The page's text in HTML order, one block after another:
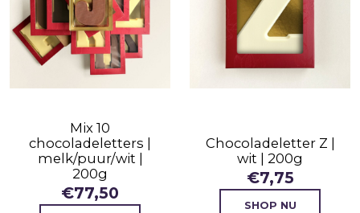
Mix 10
chocoladeletters |
melk/puur/wit |
200g
€77,50
Chocoladeletter Z |
wit | 200g
€7,75
SHOP NU